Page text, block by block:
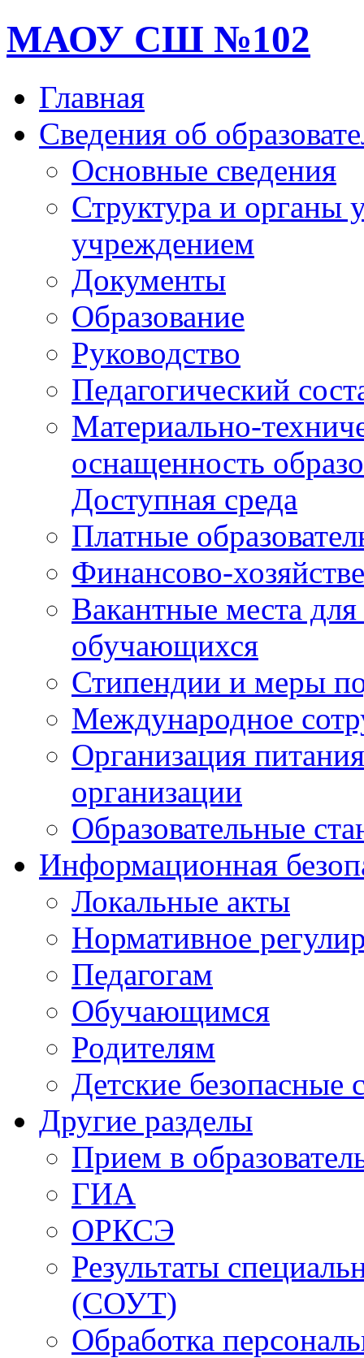
МАОУ СШ №102
Главная
Сведения об
Основные сведения
Структура и органы
учреждением
Документы
Образование
Руководство
Педагогический
Материально-
оснащенность
Доступная среда
Платные
Финансово-
Вакантные места
обучающихся
Стипендии и меры
Международное
Организация
организации
Образовательные
Информационная
Локальные акты
Нормативное
Педагогам
Обучающимся
Родителям
Детские безопасные
Другие разделы
Прием в
ГИА
ОРКСЭ
Результаты
(СОУТ)
Обработка